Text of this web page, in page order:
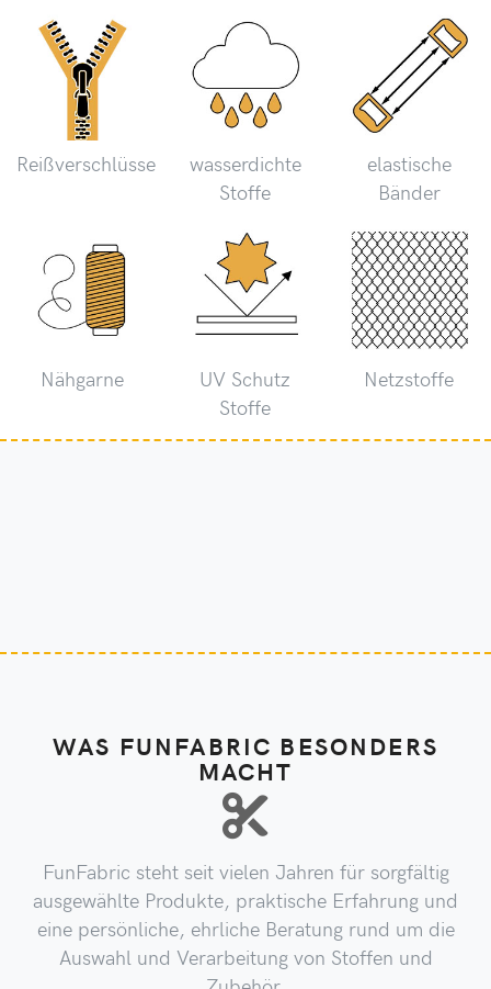
Reißverschlüsse
wasserdichte
Stoffe
elastische
Bänder
Nähgarne
UV Schutz
Stoffe
Netzstoffe
WAS FUNFABRIC BESONDERS
MACHT
FunFabric steht seit vielen Jahren für sorgfältig
ausgewählte Produkte, praktische Erfahrung und
eine persönliche, ehrliche Beratung rund um die
Auswahl und Verarbeitung von Stoffen und